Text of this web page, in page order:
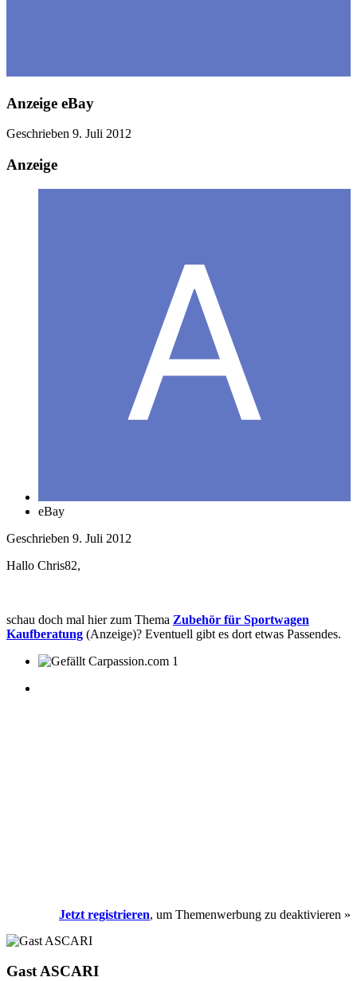
Anzeige eBay
Geschrieben 9. Juli 2012
Anzeige
eBay
Geschrieben 9. Juli 2012
Hallo Chris82,
schau doch mal hier zum Thema Zubehör für Sportwagen
Kaufberatung (Anzeige)? Eventuell gibt es dort etwas Passendes.
1
Jetzt registrieren, um Themenwerbung zu deaktivieren »
Gast ASCARI